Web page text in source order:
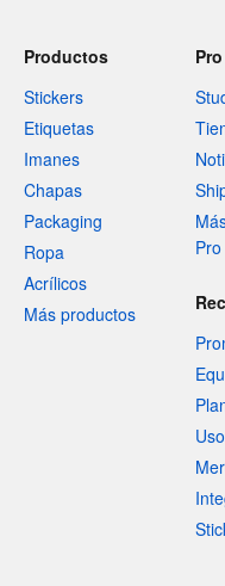
Productos
Stickers
Etiquetas
Imanes
Chapas
Packaging
Ropa
Acrílicos
Más productos
Pro
Pro